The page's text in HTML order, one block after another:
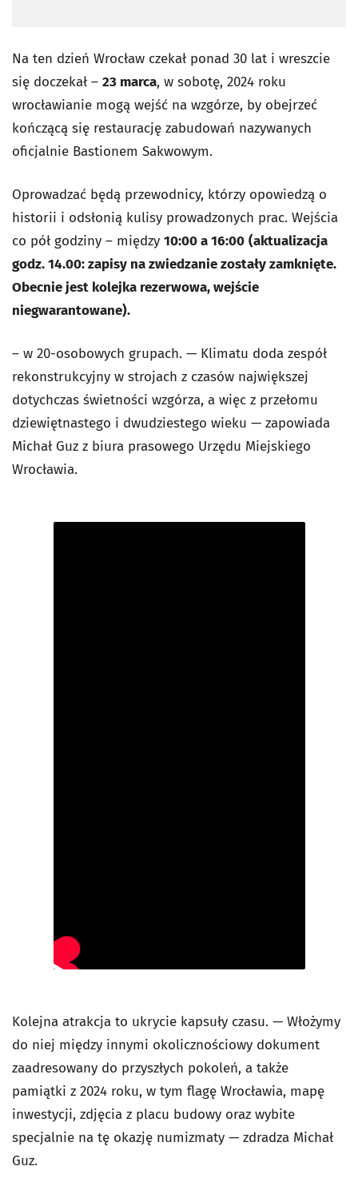
Na ten dzień Wrocław czekał ponad 30 lat i wreszcie
się doczekał – 23 marca, w sobotę, 2024 roku
wrocławianie mogą wejść na wzgórze, by obejrzeć
kończącą się restaurację zabudowań nazywanych
oficjalnie Bastionem Sakwowym.
Oprowadzać będą przewodnicy, którzy opowiedzą o
historii i odsłonią kulisy prowadzonych prac. Wejścia
co pół godziny – między 10:00 a 16:00 (aktualizacja
godz. 14.00: zapisy na zwiedzanie zostały zamknięte.
Obecnie jest kolejka rezerwowa, wejście
niegwarantowane).
– w 20-osobowych grupach. — Klimatu doda zespół
rekonstrukcyjny w strojach z czasów największej
dotychczas świetności wzgórza, a więc z przełomu
dziewiętnastego i dwudziestego wieku — zapowiada
Michał Guz z biura prasowego Urzędu Miejskiego
Wrocławia.
Kolejna atrakcja to ukrycie kapsuły czasu. — Włożymy
do niej między innymi okolicznościowy dokument
zaadresowany do przyszłych pokoleń, a także
pamiątki z 2024 roku, w tym flagę Wrocławia, mapę
inwestycji, zdjęcia z placu budowy oraz wybite
specjalnie na tę okazję numizmaty — zdradza Michał
Guz.